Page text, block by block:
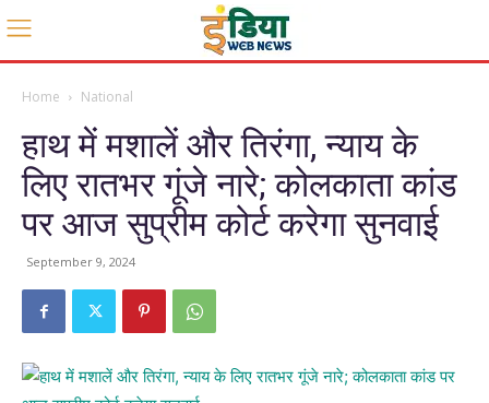
Home National
हाथ में मशालें और तिरंगा, न्याय के
लिए रातभर गूंजे नारे; कोलकाता कांड
पर आज सुप्रीम कोर्ट करेगा सुनवाई
September 9, 2024